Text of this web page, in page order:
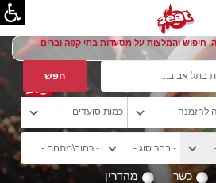
חיפוש והמלצות על מסעדות בתי קפה וברים
כשר מהדרין